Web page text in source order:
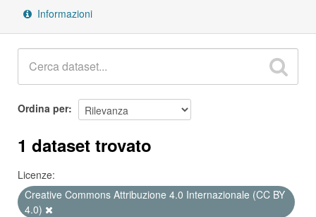
Informazioni
Ordina per
1 dataset trovato
Licenze:
Creative Commons Attribuzione 4.0 Internazionale (CC BY
4.0)